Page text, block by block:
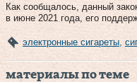
Как сообщалось, данный
в июне 2021 года, его
электронные сигареты
материалы по теме